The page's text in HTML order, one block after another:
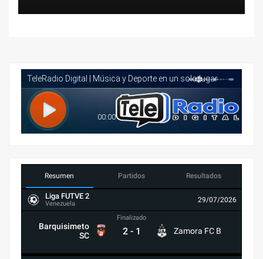
Resumen Partidos Resultados
Liga FUTVE 2
Venezuela 29/07/2026
Barquisimeto
SC
Finalizado
2 - 1 Zamora FC B